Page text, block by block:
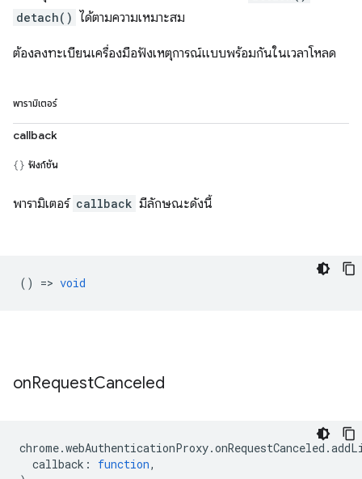
detach() ได้ตามความเหมาะสม
ต้องลงทะเบียนเครื่องมือฟังเหตุการณ์แบบพร้อมกันในเวลาโหลด
พารามิเตอร์
callback
ฟังก์ชัน
พารามิเตอร์ callback มีลักษณะดังนี้
() => void
onRequestCanceled
chrome.webAuthenticationProxy.onRequestCanceled .
callback : function,